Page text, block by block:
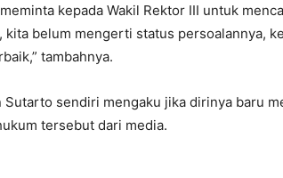
kepada Wakil Rektor III untuk
kita belum mengerti status persoalannya,
tambahnya.
Sutarto sendiri mengaku jika dirinya baru
tersebut dari media.